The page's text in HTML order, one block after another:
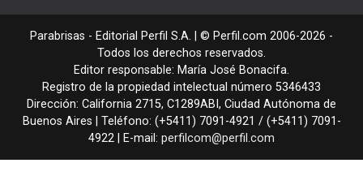
Parabrisas - Editorial Perfil S.A. | © Perfil.com 2006-2026 -
Todos los derechos reservados.
Editor responsable: María José Bonacifa.
Registro de la propiedad intelectual número 5346433
Dirección: California 2715, C1289ABI , Ciudad Autónoma de
Buenos Aires | Teléfono: (+5411) 7091-4921 / (+5411) 7091-
4922 | E-mail: perfilcom@perfil.com